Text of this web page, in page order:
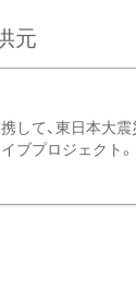
元
て、東日本大震
ブプロジェクト。